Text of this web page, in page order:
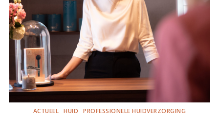
ACTUEEL HUID PROFESSIONELE HUIDVERZORGING